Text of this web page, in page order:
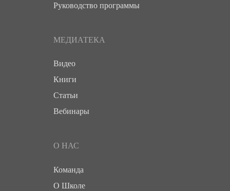
МЕДИАТЕКА
О НАС
Видео
Команда
Руководство программы
Книги
Статьи
Вебинары
О Школе